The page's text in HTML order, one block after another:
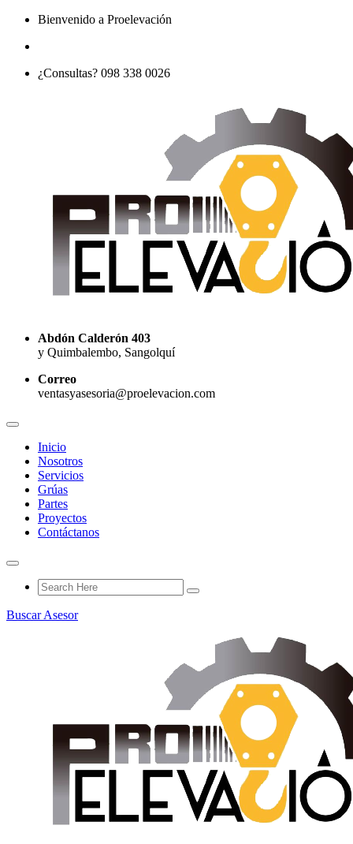
Bienvenido a Proelevación
¿Consultas? 098 338 0026
Abdón Calderón 403
y Quimbalembo, Sangolquí
Correo
ventasyasesoria@proelevacion.com
Inicio
Nosotros
Servicios
Grúas
Partes
Proyectos
Contáctanos
Buscar Asesor